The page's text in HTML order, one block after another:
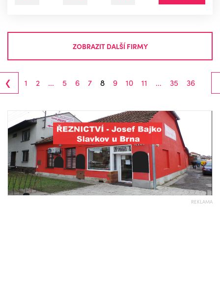
ZOBRAZIT DALŠÍ FIRMY
‹ 1 2 ... 5 6 7 8 9 10 11 ... 35 36
REKLAMA